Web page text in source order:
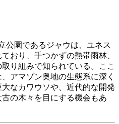
公園であるジャウは、ユネス
おり、手つかずの熱帯雨林、
り組みで知られている。ここ
アマゾン奥地の生態系に深く
なカワウソや、近代的な開発
の木々を目にする機会もあ